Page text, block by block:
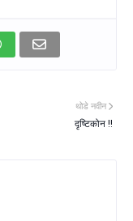
थोडे नवीन
दृष्टिकोन !!